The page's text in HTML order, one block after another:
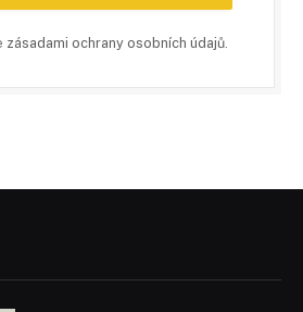
zásadami ochrany osobních údajů.